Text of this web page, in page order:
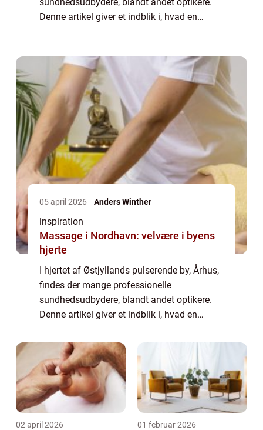
Denne artikel giver et indblik i, hvad en
05 april 2026 Anders Winther
inspiration
Massage i Nordhavn: velvære i byens
hjerte
I hjertet af Østjyllands pulserende by, Århus,
findes der mange professionelle
sundhedsudbydere, blandt andet optikere.
Denne artikel giver et indblik i, hvad en
typer af produkte...
02 april 2026 01 februar 2026